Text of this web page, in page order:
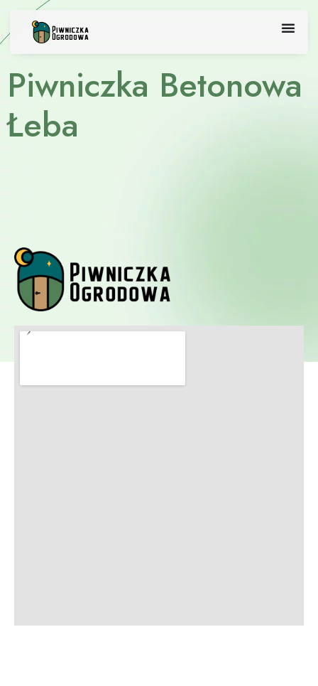
content
Piwniczka Betonowa
Łeba